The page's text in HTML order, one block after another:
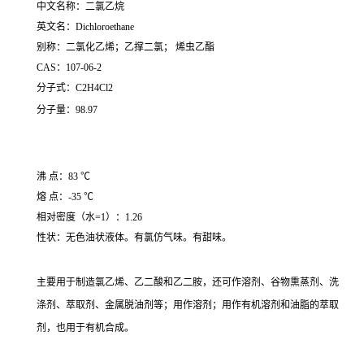
中文名称：二氯乙烷
英文名：Dichloroethane
别称：二氯化乙烯；乙撑二氯； 烯虫乙酯
CAS：107-06-2
分子式：C2H4Cl2
分子量：98.97
沸 点：83 ℃
熔 点：-35 ℃
相对密度（水=1）：1.26
性状：无色油状液体。有氯仿气味。有甜味。
主要用于制造氯乙烯、乙二酸和乙二胺，还可作溶剂、谷物熏蒸剂、洗
涤剂、萃取剂、金属脱油剂等；用作溶剂；用作有机溶剂和油脂的萃取
剂，也用于有机合成。